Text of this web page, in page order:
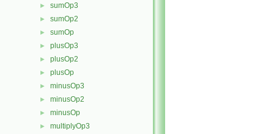
► sumOp3
► sumOp2
► sumOp
► plusOp3
► plusOp2
► plusOp
► minusOp3
► minusOp2
► minusOp
► multiplyOp3